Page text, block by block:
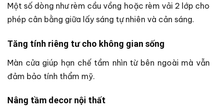
Một số dòng như rèm cầu vồng hoặc rèm vải 2 lớp cho
phép cân bằng giữa lấy sáng tự nhiên và cản sáng.
Tăng tính riêng tư cho không gian sống
Màn cửa giúp hạn chế tầm nhìn từ bên ngoài mà vẫn
đảm bảo tính thẩm mỹ.
Nâng tầm decor nội thất